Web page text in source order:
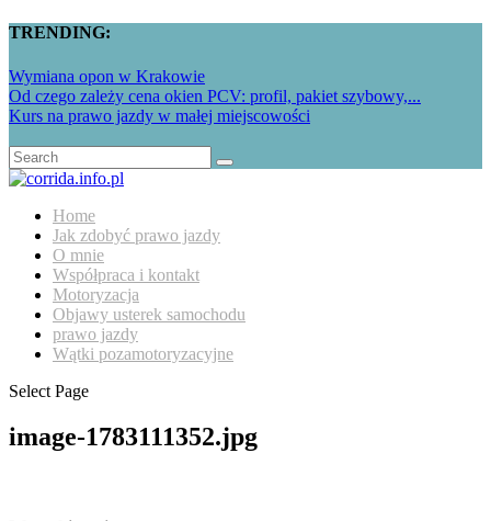
TRENDING:
Wymiana opon w Krakowie
Od czego zależy cena okien PCV: profil, pakiet szybowy,...
Kurs na prawo jazdy w małej miejscowości
Home
Jak zdobyć prawo jazdy
O mnie
Współpraca i kontakt
Motoryzacja
Objawy usterek samochodu
prawo jazdy
Wątki pozamotoryzacyjne
Select Page
image-1783111352.jpg